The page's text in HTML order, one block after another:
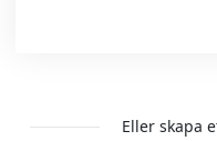
Eller skapa